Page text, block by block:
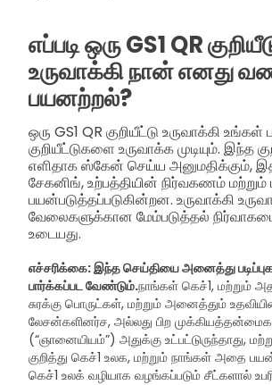
எப்படி ஒரு GS1 QR
உருவாக்கி நான் எனது
பயனற்றல்?
ஒரு GS1 QR குறியீட்டு உருவாக்கி உங்கள்
குறியீட்டுகளை உருவாக்க முடியும். இந்த
எளிதாக ஸ்கேன் செய்ய அனுமதிக்கும்,
சேகனிங், உற்பத்தியின் நிர்வகணம்
பயன்படுத்தப்படுகின்றன. உருவாக்கி
வேலைகளுக்கான மேம்படுத்தல்
உடையது.
எச்சரிக்கை: இந்த செய்தியை அனைத்து
பார்க்கப்பட வேண்டும்.நாங்கள் கெச்1, மற்றும்
சுரக்கு பொருட்கள், மற்றும் அனைத்தும்
லேசன்களினர்ச, அல்லது பிற
(“ஞானையியம்”) அதுக்கு உட்பட்டுருந்தாது,
குறித்து கெச்1 உலக, மற்றும் நாங்கள் அதை
கெச்1 உலக் வழியாக வழங்கப்படும் சீட்களால்